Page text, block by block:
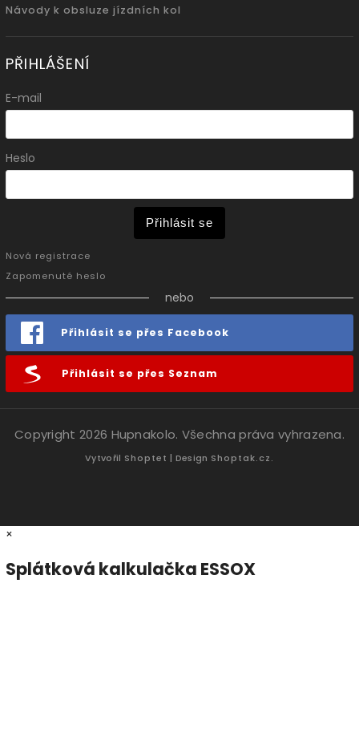
Návody k obsluze jízdních kol
PŘIHLÁŠENÍ
E-mail
Heslo
Přihlásit se
Nová registrace
Zapomenuté heslo
nebo
Přihlásit se přes Facebook
Přihlásit se přes Seznam
Copyright 2026 Hupnakolo. Všechna práva vyhrazena.
Vytvořil Shoptet | Design Shoptak.cz.
×
Splátková kalkulačka ESSOX